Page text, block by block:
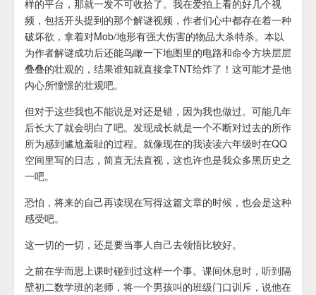
样的平台，那就一发不可收拾了。我在爱拍上看的好几个视
频，包括开头提到的那个解谜视频，作者们心中都存在着一种
破坏欲，拿着对Mob/地形有强大伤害的物品大杀特杀。本以
为作者解谜成功后还能鸟瞰一下地图里的电路和命令方块层层
叠叠的壮观的，结果谁知就直接拿TNT给炸了！这可能才是他
内心所憧憬的壮观吧。
但对于这些我也不能说是对还是错，因为我也做过。可能几年
后长大了就会明白了吧。发现成长就是一个不断对过去的所作
所为感到尴尬羞耻的过程。就像现在的我读读六年级时在QQ
空间里写的日志，简直无法直视，这也许也是我众多黑历史之
一吧。
恐怕，将来的自己再读现在写得这篇文章的时候，也会是这种
感受吧。
这一切的一切，还是要当事人自己去领悟比较好。
之前在学而思上课时碰到过这样一个事。课间休息时，听到隔
壁初二数学班的老师，将一个男孩叫的班级门口训斥，说他在